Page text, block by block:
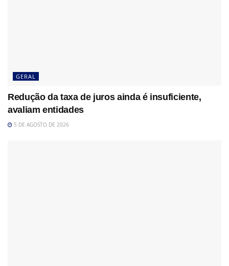
GERAL
Redução da taxa de juros ainda é insuficiente,
avaliam entidades
5 DE AGOSTO DE 2026